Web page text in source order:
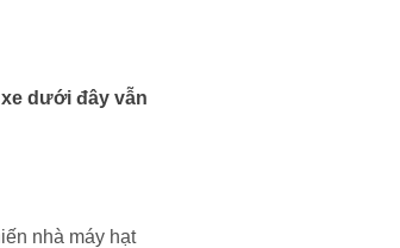
dưới đây vẫn
nhà máy hạt